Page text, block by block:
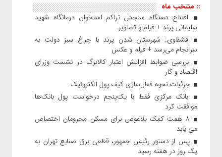
:: منتخب ماه
افتتاح دستگاه سنجش تراکم استخوان درمانگاه شهید
سلیمانی پرند + فیلم و تصاویر
قشقاوی: شهرستان شدن پرند با چراغ سبز دولت به
سرانجام می‌رسد + فیلم و عکس
بررسی ضوابط افزایش اعتبار کالابرگ در نشست وزرای
اقتصاد و کار
جزئیات نحوه فعال‌سازی کیف پول الکترونیک
بانک مرکزی فقط با یک‌‎پنجم درخواست پول بانک‌ها
موافقت کرد
۸ همت کمک بلاعوض برای مسکن محرومان اختصاص
می یابد
پس از دستور رئیس‌ جمهور، قطعی برق صنایع تهران به
یک روز در هفته رسید